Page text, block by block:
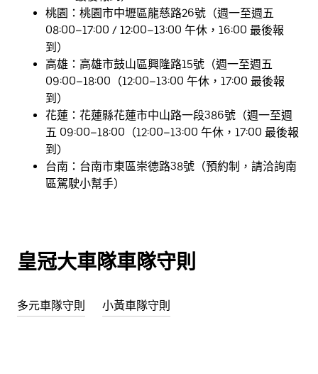
桃園：桃園市中壢區龍慈路26號（週一至週五
08:00–17:00 / 12:00–13:00 午休，16:00 最後報
到）
高雄：高雄市鼓山區興隆路15號（週一至週五
09:00–18:00（12:00–13:00 午休，17:00 最後報
到）
花蓮：花蓮縣花蓮市中山路一段386號（週一至週
五 09:00–18:00（12:00–13:00 午休，17:00 最後報
到)
台南：台南市東區崇德路38號（預約制，請洽詢南
區駕駛小幫手）
皇冠大車隊車隊守則
多元車隊守則 小黃車隊守則